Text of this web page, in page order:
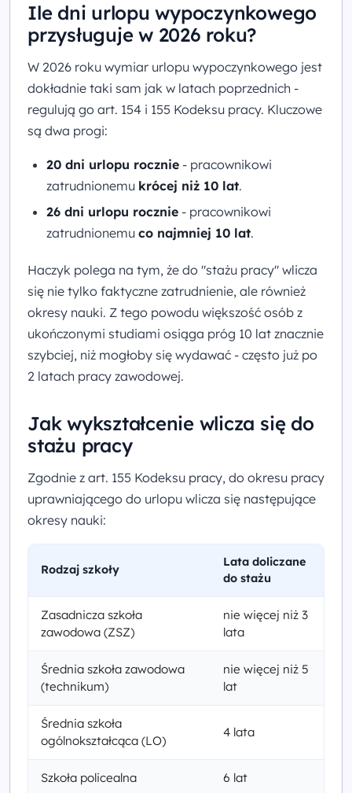
Ile dni urlopu wypoczynkowego
przysługuje w 2026 roku?
W 2026 roku wymiar urlopu wypoczynkowego jest
dokładnie taki sam jak w latach poprzednich -
regulują go art. 154 i 155 Kodeksu pracy. Kluczowe
są dwa progi:
20 dni urlopu rocznie - pracownikowi
zatrudnionemu krócej niż 10 lat.
26 dni urlopu rocznie - pracownikowi
zatrudnionemu co najmniej 10 lat.
Haczyk polega na tym, że do "stażu pracy" wlicza
się nie tylko faktyczne zatrudnienie, ale również
okresy nauki. Z tego powodu większość osób z
ukończonymi studiami osiąga próg 10 lat znacznie
szybciej, niż mogłoby się wydawać - często już po
2 latach pracy zawodowej.
Jak wykształcenie wlicza się do
stażu pracy
Zgodnie z art. 155 Kodeksu pracy, do okresu pracy
uprawniającego do urlopu wlicza się następujące
okresy nauki:
Rodzaj szkoły
Lata doliczane
do stażu
Zasadnicza szkoła
zawodowa (ZSZ)
nie więcej niż 3
lata
Średnia szkoła zawodowa
(technikum)
nie więcej niż 5
lat
Średnia szkoła
ogólnokształcąca (LO)
4 lata
Szkoła policealna 6 lat